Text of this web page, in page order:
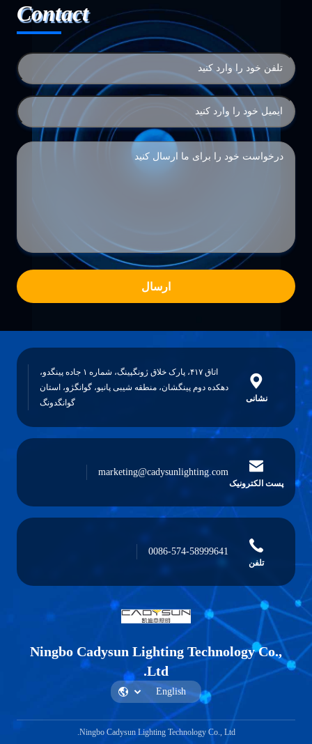
Contact
ارسال
نشانی
اتاق ۴۱۷، پارک خلاق ژونگپینگ، شماره ۱ جاده پینگدو،
دهکده دوم پینگشان، منطقه شیبی پانیو، گوانگژو، استان
گوانگدونگ
پست الکترونیک
marketing@cadysunlighting.com
تلفن
0086-574-58999641
Ningbo Cadysun Lighting Technology Co.,
Ltd.
Ningbo Cadysun Lighting Technology Co., Ltd.